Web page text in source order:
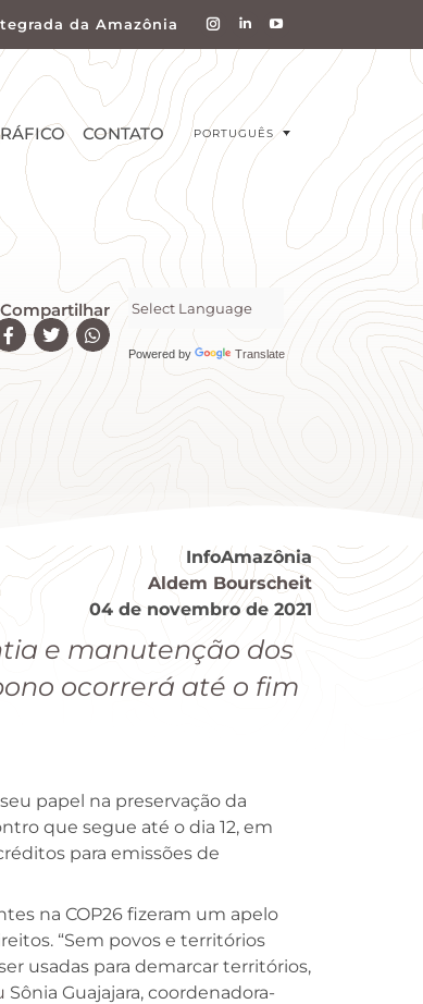
da Amazônia
CONTATO PORTUGUÊS
Compartilhar
Powered by Translate
InfoAmazônia
Aldem Bourscheit
04 de novembro de 2021
e manutenção dos
ocorrerá até o fim
papel na preservação da
que segue até o dia 12, em
para emissões de
na COP26 fizeram um apelo
“Sem povos e territórios
usadas para demarcar territórios,
Sônia Guajajara, coordenadora-